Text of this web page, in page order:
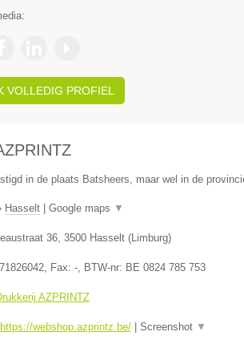
VOLLEDIG PROFIEL
in de plaats Batsheers, maar wel in de
Hasselt| Google maps ▼
36, 3500 Hasselt(Limburg)
, Fax: -, BTW-nr: BE 0824 785 753
AZPRINTZ
https://webshop.azprintz.be/| Screenshot ▼